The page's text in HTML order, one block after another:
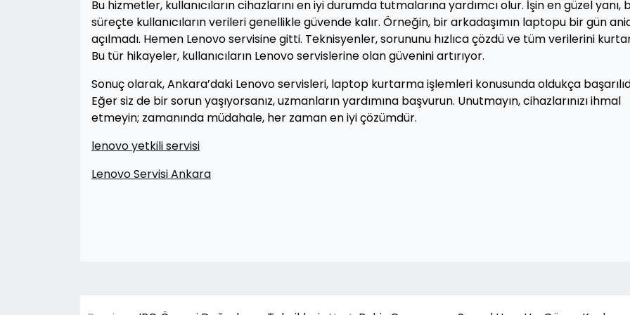
Bu hizmetler, kullanıcıların cihazlarını en iyi durumda tutmalarına yardımcı olur. İşin en güzel yanı,
süreçte kullanıcıların verileri genellikle güvende kalır. Örneğin, bir arkadaşımın laptopu bir gün
açılmadı. Hemen Lenovo servisine gitti. Teknisyenler, sorununu hızlıca çözdü ve tüm verilerini
Bu tür hikayeler, kullanıcıların Lenovo servislerine olan güvenini artırıyor.
Sonuç olarak, Ankara’daki Lenovo servisleri, laptop kurtarma işlemleri konusunda oldukça
Eğer siz de bir sorun yaşıyorsanız, uzmanların yardımına başvurun. Unutmayın, cihazlarınızı ihmal
etmeyin; zamanında müdahale, her zaman en iyi çözümdür.
lenovo yetkili servisi
Lenovo Servisi Ankara
Yazı